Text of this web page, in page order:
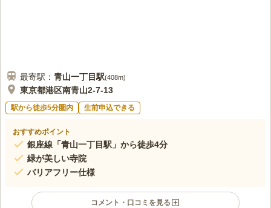
最寄駅： 青山一丁目駅(408m)
東京都港区南青山2-7-13
駅から徒歩5分圏内 生前申込できる
おすすめポイント
銀座線「青山一丁目駅」から徒歩4分
緑が美しい寺院
バリアフリー仕様
コメント・口コミを見る